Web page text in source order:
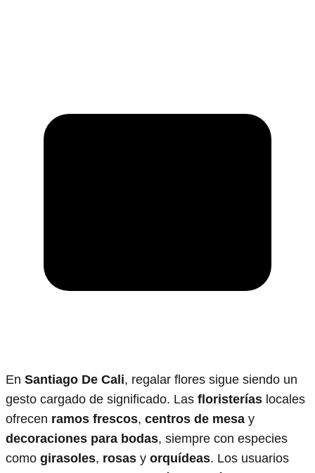
En Santiago De Cali, regalar flores sigue siendo un
gesto cargado de significado. Las floristerías locales
ofrecen ramos frescos, centros de mesa y
decoraciones para bodas, siempre con especies
como girasoles, rosas y orquídeas. Los usuarios